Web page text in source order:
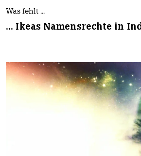
Was fehlt ...
... Ikeas Namensrechte in